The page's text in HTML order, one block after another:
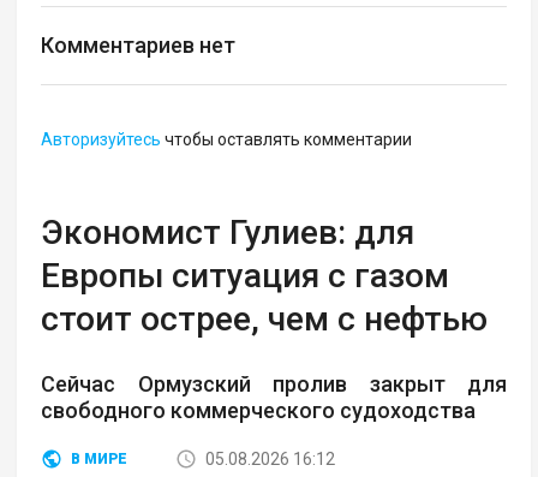
Комментариев нет
Авторизуйтесь чтобы оставлять комментарии
Экономист Гулиев: для
Европы ситуация с газом
стоит острее, чем с нефтью
Сейчас Ормузский пролив закрыт для
свободного коммерческого судоходства
В МИРЕ
05.08.2026 16:12